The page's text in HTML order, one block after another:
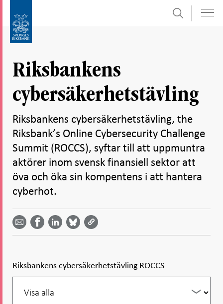
direkt
undersidor
Sök
Riksbankens
cybersäkerhetstävling
Riksbankens cybersäkerhetstävling, the
Riksbank’s Online Cybersecurity Challenge
Summit (ROCCS), syftar till att uppmuntra
aktörer inom svensk finansiell sektor att
öva och öka sin kompentens i att hantera
cyberhot.
Dela
email -
Öppnas
Dela på
Facebook
- Öppnas
Dela på
LinkedIn
-
Öppnas
på
Bluesky
-
på
Twitter
-
Riksbankens cybersäkerhetstävling ROCCS
Filtrera